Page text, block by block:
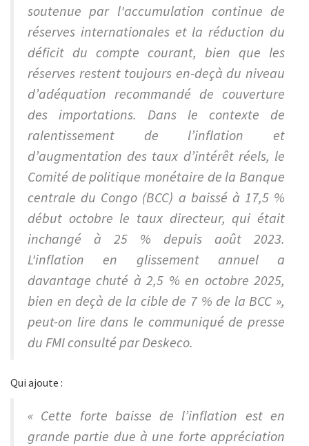
soutenue par l'accumulation continue de
réserves internationales et la réduction du
déficit du compte courant, bien que les
réserves restent toujours en-deçà du niveau
d’adéquation recommandé de couverture
des importations. Dans le contexte de
ralentissement de l’inflation et
d’augmentation des taux d’intérêt réels, le
Comité de politique monétaire de la Banque
centrale du Congo (BCC) a baissé à 17,5 %
début octobre le taux directeur, qui était
inchangé à 25 % depuis août 2023.
L'inflation en glissement annuel a
davantage chuté à 2,5 % en octobre 2025,
bien en deçà de la cible de 7 % de la BCC »,
peut-on lire dans le communiqué de presse
du FMI consulté par Deskeco.
Qui ajoute :
« Cette forte baisse de l’inflation est en
grande partie due à une forte appréciation